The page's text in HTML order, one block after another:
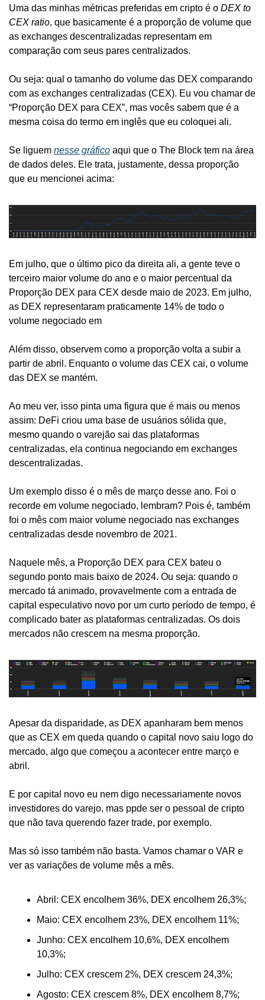
Uma das minhas métricas preferidas em cripto é o DEX to
CEX ratio, que basicamente é a proporção de volume que
as exchanges descentralizadas representam em
comparação com seus pares centralizados.
Ou seja: qual o tamanho do volume das DEX comparando
com as exchanges centralizadas (CEX). Eu vou chamar de
“Proporção DEX para CEX”, mas vocês sabem que é a
mesma coisa do termo em inglês que eu coloquei ali.
Se liguem nesse gráfico aqui que o The Block tem na área
de dados deles. Ele trata, justamente, dessa proporção
que eu mencionei acima:
Em julho, que o último pico da direita ali, a gente teve o
terceiro maior volume do ano e o maior percentual da
Proporção DEX para CEX desde maio de 2023. Em julho,
as DEX representaram praticamente 14% de todo o
volume negociado em
Além disso, observem como a proporção volta a subir a
partir de abril. Enquanto o volume das CEX cai, o volume
das DEX se mantém.
Ao meu ver, isso pinta uma figura que é mais ou menos
assim: DeFi criou uma base de usuários sólida que,
mesmo quando o varejão sai das plataformas
centralizadas, ela continua negociando em exchanges
descentralizadas.
Um exemplo disso é o mês de março desse ano. Foi o
recorde em volume negociado, lembram? Pois é, também
foi o mês com maior volume negociado nas exchanges
centralizadas desde novembro de 2021.
Naquele mês, a Proporção DEX para CEX bateu o
segundo ponto mais baixo de 2024. Ou seja: quando o
mercado tá animado, provavelmente com a entrada de
capital especulativo novo por um curto período de tempo, é
complicado bater as plataformas centralizadas. Os dois
mercados não crescem na mesma proporção.
Apesar da disparidade, as DEX apanharam bem menos
que as CEX em queda quando o capital novo saiu logo do
mercado, algo que começou a acontecer entre março e
abril.
E por capital novo eu nem digo necessariamente novos
investidores do varejo, mas ppde ser o pessoal de cripto
que não tava querendo fazer trade, por exemplo.
Mas só isso também não basta. Vamos chamar o VAR e
ver as variações de volume mês a mês.
Abril: CEX encolhem 36%, DEX encolhem 26,3%;
Maio: CEX encolhem 23%, DEX encolhem 11%;
Junho: CEX encolhem 10,6%, DEX encolhem
10,3%;
Julho: CEX crescem 2%, DEX crescem 24,3%;
Agosto: CEX crescem 8%, DEX encolhem 8,7%;